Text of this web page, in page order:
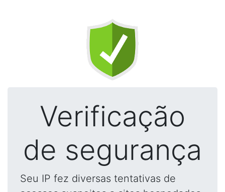
Verificação
de segurança
Seu IP fez diversas tentativas de